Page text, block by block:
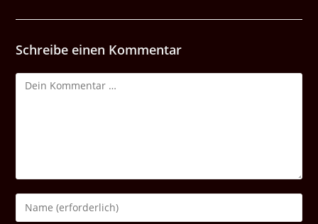
Schreibe einen Kommentar
Kommentar
Gib
deinen